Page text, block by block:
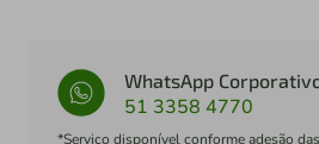
WhatsApp
51 3358 4770
*Serviço disponível conforme adesão